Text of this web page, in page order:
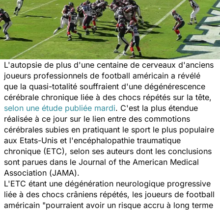
L'autopsie de plus d'une centaine de cerveaux d'anciens
joueurs professionnels de football américain a révélé
que la quasi-totalité souffraient d'une dégénérescence
cérébrale chronique liée à des chocs répétés sur la tête,
selon une étude publiée mardi. C'est la plus étendue
réalisée à ce jour sur le lien entre des commotions
cérébrales subies en pratiquant le sport le plus populaire
aux Etats-Unis et l'encéphalopathie traumatique
chronique (ETC), selon ses auteurs dont les conclusions
sont parues dans le Journal of the American Medical
Association (JAMA).
L'ETC étant une dégénération neurologique progressive
liée à des chocs crâniens répétés, les joueurs de football
américain "pourraient avoir un risque accru à long terme